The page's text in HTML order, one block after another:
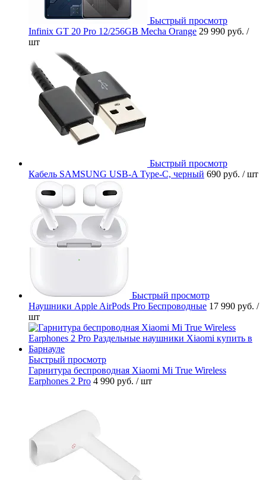
Быстрый просмотр
Infinix GT 20 Pro 12/256GB Mecha Orange 29 990 руб. /
шт
Быстрый просмотр
Кабель SAMSUNG USB-A Type-C, черный 690 руб. / шт
Быстрый просмотр
Наушники Apple AirPods Pro Беспроводные 17 990 руб. /
шт
Быстрый просмотр
Гарнитура беспроводная Xiaomi Mi True Wireless
Earphones 2 Pro 4 990 руб. / шт